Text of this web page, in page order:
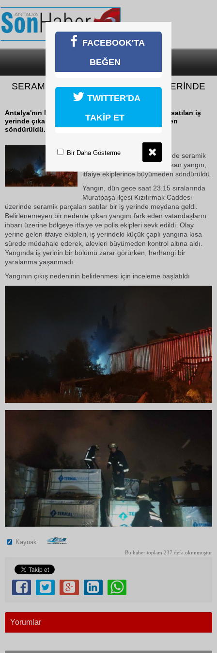
SON DAKİKA
SERAMİK PARÇALARI SATILAN İŞ YERİNDE
YANGIN
Antalya'nın Muratpaşa ilçesinde seramik parçaları satılan iş
yerinde çıkan yangın, itfaiye ekiplerince büyümeden
söndürüldü.
12 Haziran 2026 Cuma 10:58
Antalya'nın Muratpaşa ilçesinde seramik
parçaları satılan iş yerinde çıkan yangın,
itfaiye ekiplerince büyümeden söndürüldü.
Yangın, dün gece saat 23.15 sıralarında
Muratpaşa ilçesi Kızılırmak Caddesi
üzerinde seramik parçaları satılar bir iş yerinde meydana geldi.
Belirlenemeyen bir nedenle çıkan yangını fark eden vatandaşların
ihbarı üzerine bölgeye itfaiye ve polis ekipleri sevk edildi. Olay
yerine gelen itfaiye ekipleri, iş yerindeki küçük çaplı yangına kısa
sürede müdahale ederek, alevleri büyümeden kontrol altına aldı.
Yangında iş yerinin bir bölümü zarar görürken, herhangi bir
yaralanma yaşanmadı.
Yangının çıkış nedeninin belirlenmesi için inceleme başlatıldı
Kaynak:
Bu haber toplam 237 defa okunmuştur
Yorumlar
FACEBOOK'TA
BEĞEN
TWITTER'DA
TAKİP ET
Bir Daha Gösterme